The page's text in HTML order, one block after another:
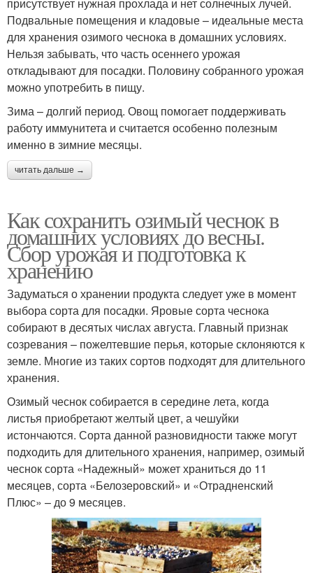
присутствует нужная прохлада и нет солнечных лучей.
Подвальные помещения и кладовые – идеальные места
для хранения озимого чеснока в домашних условиях.
Нельзя забывать, что часть осеннего урожая
откладывают для посадки. Половину собранного урожая
можно употребить в пищу.
Зима – долгий период. Овощ помогает поддерживать
работу иммунитета и считается особенно полезным
именно в зимние месяцы.
читать дальше →
Как сохранить озимый чеснок в
домашних условиях до весны.
Сбор урожая и подготовка к
хранению
Задуматься о хранении продукта следует уже в момент
выбора сорта для посадки. Яровые сорта чеснока
собирают в десятых числах августа. Главный признак
созревания – пожелтевшие перья, которые склоняются к
земле. Многие из таких сортов подходят для длительного
хранения.
Озимый чеснок собирается в середине лета, когда
листья приобретают желтый цвет, а чешуйки
истончаются. Сорта данной разновидности также могут
подходить для длительного хранения, например, озимый
чеснок сорта «Надежный» может храниться до 11
месяцев, сорта «Белозеровский» и «Отрадненский
Плюс» – до 9 месяцев.